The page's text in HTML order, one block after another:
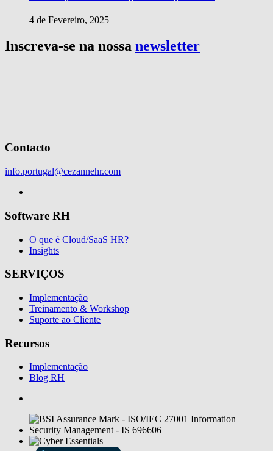
4 de Fevereiro, 2025
Inscreva-se na nossa newsletter
Contacto
info.portugal@cezannehr.com
Software RH
O que é Cloud/SaaS HR?
Insights
SERVIÇOS
Implementação
Treinamento & Workshop
Suporte ao Cliente
Recursos
Implementação
Blog RH